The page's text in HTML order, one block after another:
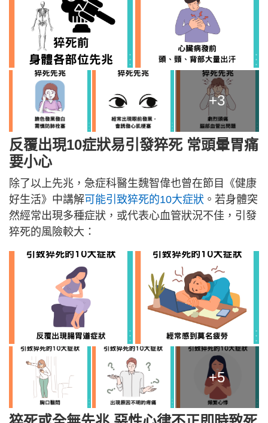
+3
反覆出現10症狀易引發猝死 常頭暈胃痛
要小心
除了以上先兆，急症科醫生魏智偉也曾在節目《健康
好生活》中講解可能引致猝死的10大症狀 。若身體突
然經常出現多種症狀，或代表心血管狀況不佳，引發
猝死的風險較大：
+5